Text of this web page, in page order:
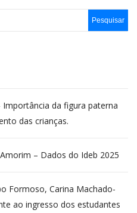
Importância da figura paterna
das crianças.
– Dados do Ideb 2025
Formoso, Carina Machado-
ao ingresso dos estudantes